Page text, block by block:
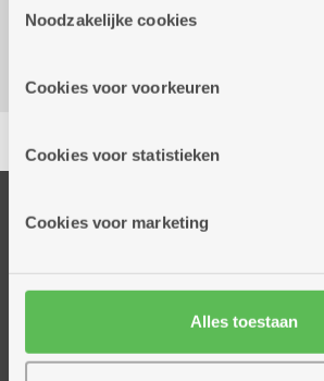
cookies hebben we jouw toestemming
cookies worden geplaatst door derde
informatie over jouw (geanonimiseerd)
partners kunnen deze gegevens
Noodzakelijke cookies
Cookies voor voorkeuren
Cookies voor statistieken
Cookies voor marketing
Alles toestaan
Elf Novemberstraat 33
Onze diensten
Dienstencentra
Assistentiewoningen